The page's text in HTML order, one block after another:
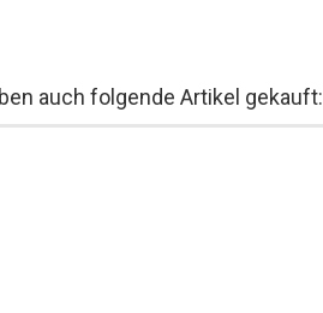
auch folgende Artikel gekauft: